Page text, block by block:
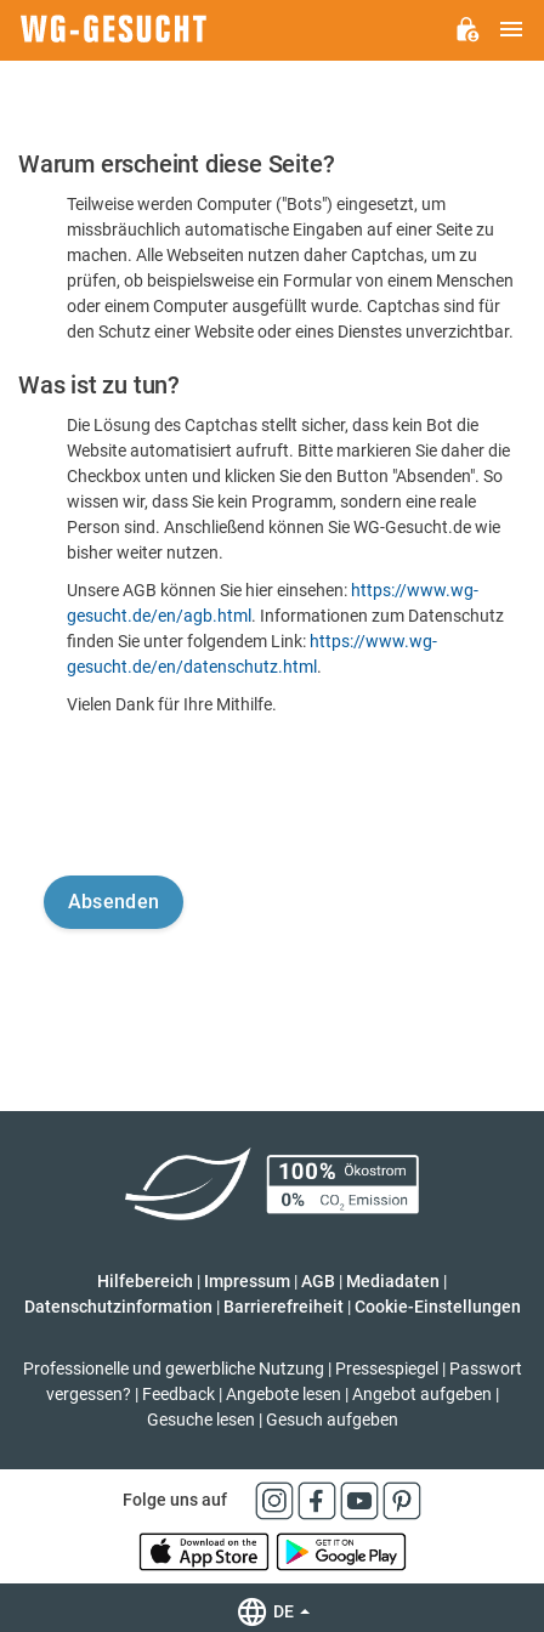
Bitte
dass
sind
Warum erscheint diese Seite?
Teilweise werden Computer ("Bots") eingesetzt, um
missbräuchlich automatische Eingaben auf einer Seite zu
machen. Alle Webseiten nutzen daher Captchas, um zu
prüfen, ob beispielsweise ein Formular von einem Menschen
oder einem Computer ausgefüllt wurde. Captchas sind für
den Schutz einer Website oder eines Dienstes unverzichtbar.
Was ist zu tun?
Die Lösung des Captchas stellt sicher, dass kein Bot die
Website automatisiert aufruft. Bitte markieren Sie daher die
Checkbox unten und klicken Sie den Button "Absenden". So
wissen wir, dass Sie kein Programm, sondern eine reale
Person sind. Anschließend können Sie WG-Gesucht.de wie
bisher weiter nutzen.
Unsere AGB können Sie hier einsehen: https://www.wg-
gesucht.de/en/agb.html . Informationen zum Datenschutz
finden Sie unter folgendem Link: https://www.wg-
gesucht.de/en/datenschutz.html .
Vielen Dank für Ihre Mithilfe.
Hilfebereich | Impressum |AGB | Mediadaten |
Datenschutzinformation | Barrierefreiheit | Cookie-Einstellungen
Professionelle und gewerbliche Nutzung | Pressespiegel | Passwort
vergessen? | Feedback | Angebote lesen | Angebot aufgeben |
Gesuche lesen | Gesuch aufgeben
Folge uns auf
DE